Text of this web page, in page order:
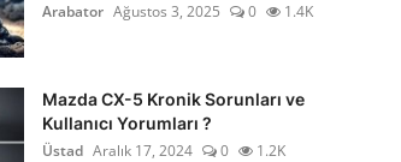
Arabator Ağustos 3, 2025 0 1.4K
Mazda CX-5 Kronik Sorunları ve
Kullanıcı Yorumları ?
Üstad Aralık 17, 2024 0 1.2K